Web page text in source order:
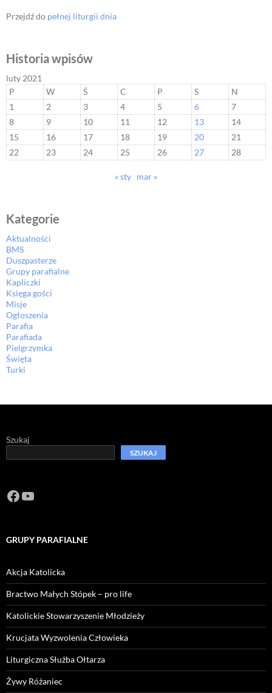
Przejdź do pełnej liturgii dnia
Historia wpisów
luty 2021
P
W Ś C P S
N
1
2 3 4 5 6
7
8
9 10 11 12 13
14
15
16 17 18 19 20
21
22
23 24 25 26 27 28
« sty mar »
Kategorie
Aktualności
BMS
Duszpasterze
Grupy parafialne
Kapliczki
Księga gości
Misje
Ogłoszenia
Parafia
Parafiada
Pielgrzymka
Święta
Turki
Szukaj
SZUKAJ
Facebook
https://www.youtube.com/channel/
GRUPY PARAFIALNE
Akcja Katolicka
Bractwo Małych Stópek – pro life
Katolickie Stowarzyszenie Młodzieży
Krucjata Wyzwolenia Człowieka
Liturgiczna Służba Ołtarza
Żywy Różaniec